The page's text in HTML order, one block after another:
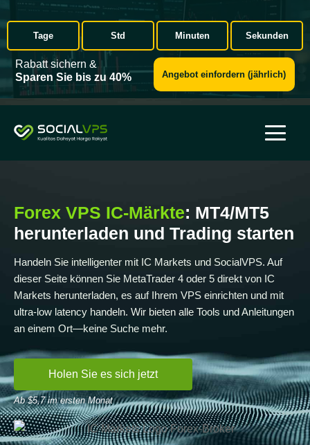
Tage Std Minuten Sekunden
Rabatt sichern &
Sparen Sie bis zu 40%
Angebot einfordern (jährlich)
Forex VPS IC-Märkte: MT4/MT5
herunterladen und Trading starten
Handeln Sie intelligenter mit IC Markets und SocialVPS. Auf
dieser Seite können Sie MetaTrader 4 oder 5 direkt von IC
Markets herunterladen, es auf Ihrem VPS einrichten und mit
ultra-low latency handeln. Wir bieten alle Tools und Anleitungen
an einem Ort—keine Suche mehr.
Holen Sie es sich jetzt
Ab $5,7 im ersten Monat